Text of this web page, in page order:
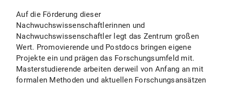
Auf die Förderung dieser
Nachwuchswissenschaftlerinnen und
Nachwuchswissenschaftler legt das Zentrum großen
Wert. Promovierende und Postdocs bringen eigene
Projekte ein und prägen das Forschungsumfeld mit.
Masterstudierende arbeiten derweil von Anfang an mit
formalen Methoden und aktuellen Forschungsansätzen